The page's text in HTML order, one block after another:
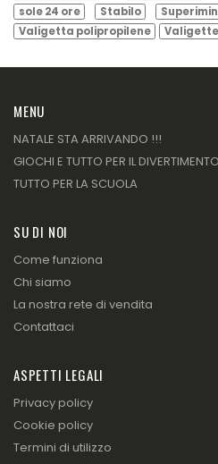
sole 24 ore
Stabilo
Valigetta polipropilene
MENU
NATALE STA ARRIVANDO !!!
GIOCHI E TUTTO PER IL
TUTTO PER LA SCUOLA
SU DI NOI
Come funziona
Chi siamo
La nostra rete di vendita
Contattaci
ASPETTI LEGALI
Privacy policy
Cookie policy
Termini di utilizzo